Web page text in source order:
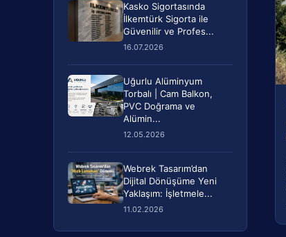
Kasko Sigortasında
İlkemtürk Sigorta ile
Güvenilir ve Profes...
16.07.2026
Uğurlu Alüminyum
Torbalı | Cam Balkon,
PVC Doğrama ve
Alümin...
12.05.2026
Webrek Tasarım’dan
Dijital Dönüşüme Yeni
Yaklaşım: İşletmele...
11.02.2026